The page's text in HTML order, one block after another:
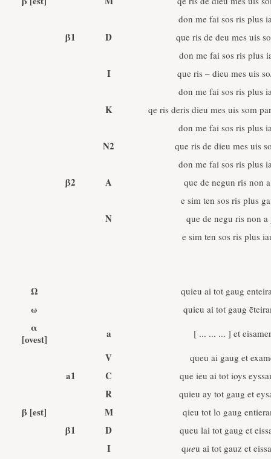
don me fai sos ris plus
β1 D
que ris de deu mes uis
don me fai sos ris plus
I que ris – dieu mes uis so
don me fai sos ris plus
K
qe ris deris dieu mes uis som
don me fai sos ris plus
N2
que ris de dieu mes uis
don me fai sos ris plus
β2 A
que de negun ris non
e sim ten sos ris plus
N
que de negu ris non a
e sim ten sos ris plus
Ω quieu ai tot gaug
ω quieu ai tot gaug
α
[ovest]
a [ ... ... ... ] et
V queu ai gaug et
a1 C que ieu ai tot ioys
R quieu ay tot gaug et
β [est] M qieu tot lo gaug
β1 D queu lai tot gaug et
I queu ai tot gauz et